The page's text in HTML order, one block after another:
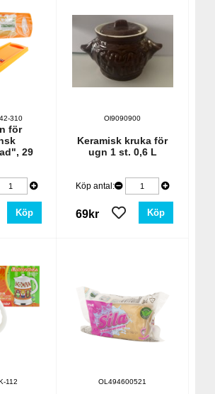
310
för
29
Köp
Ol9090900
Keramisk kruka för
ugn 1 st. 0,6 L
Köp antal:
69kr Köp
112 OL494600521